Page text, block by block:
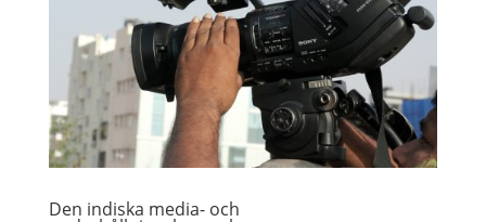
Den indiska media- och